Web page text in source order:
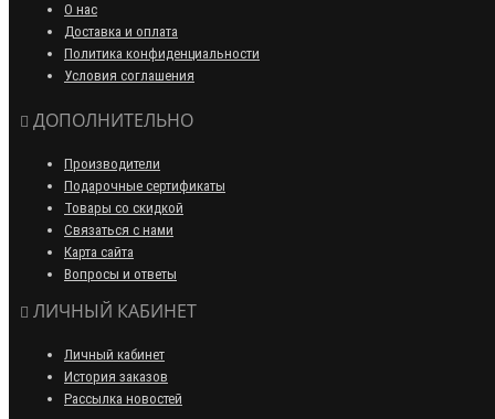
О нас
Доставка и оплата
Политика конфиденциальности
Условия соглашения
ДОПОЛНИТЕЛЬНО
Производители
Подарочные сертификаты
Товары со скидкой
Связаться с нами
Карта сайта
Вопросы и ответы
ЛИЧНЫЙ КАБИНЕТ
Личный кабинет
История заказов
Рассылка новостей